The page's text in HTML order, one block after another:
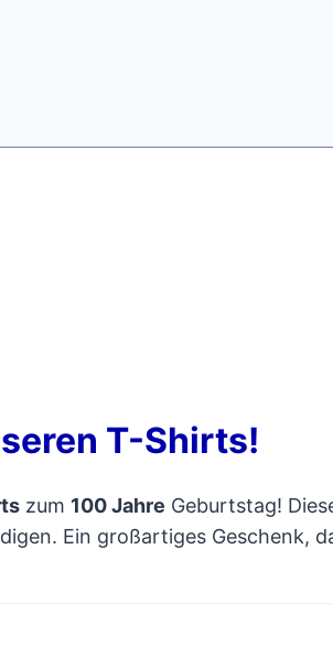
T-Shirts!
zum 100 Jahre Geburtstag!
Ein großartiges Geschenk,